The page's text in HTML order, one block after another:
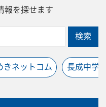
報を探せます
検索
きネットコム 長成中学